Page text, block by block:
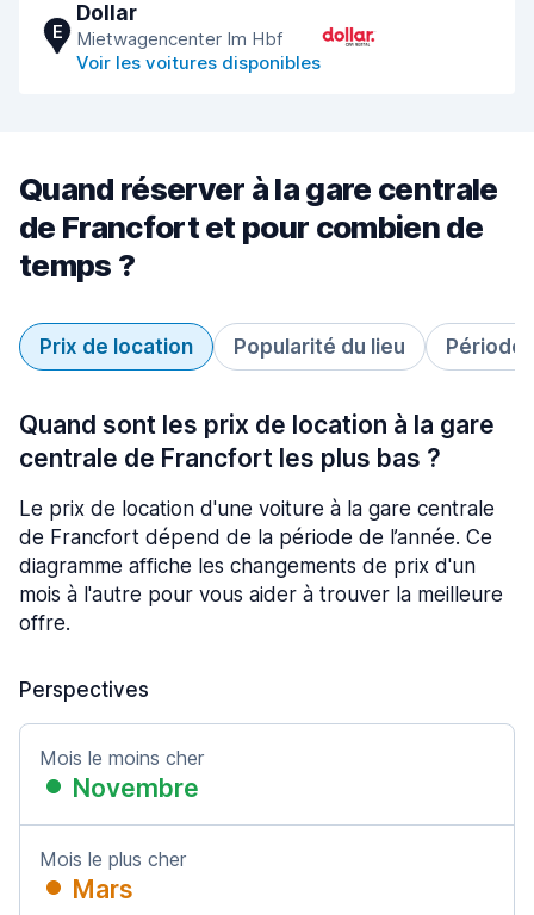
E
Dollar
Mietwagencenter Im Hbf
Voir les voitures disponibles
Quand réserver à la gare centrale
de Francfort et pour combien de
temps ?
Prix de location Popularité du lieu Période
Quand sont les prix de location à la gare
centrale de Francfort les plus bas ?
Le prix de location d'une voiture à la gare centrale
de Francfort dépend de la période de l’année. Ce
diagramme affiche les changements de prix d'un
mois à l'autre pour vous aider à trouver la meilleure
offre.
Perspectives
Mois le moins cher
Novembre
Mois le plus cher
Mars